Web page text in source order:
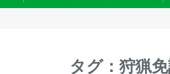
タグ：狩猟